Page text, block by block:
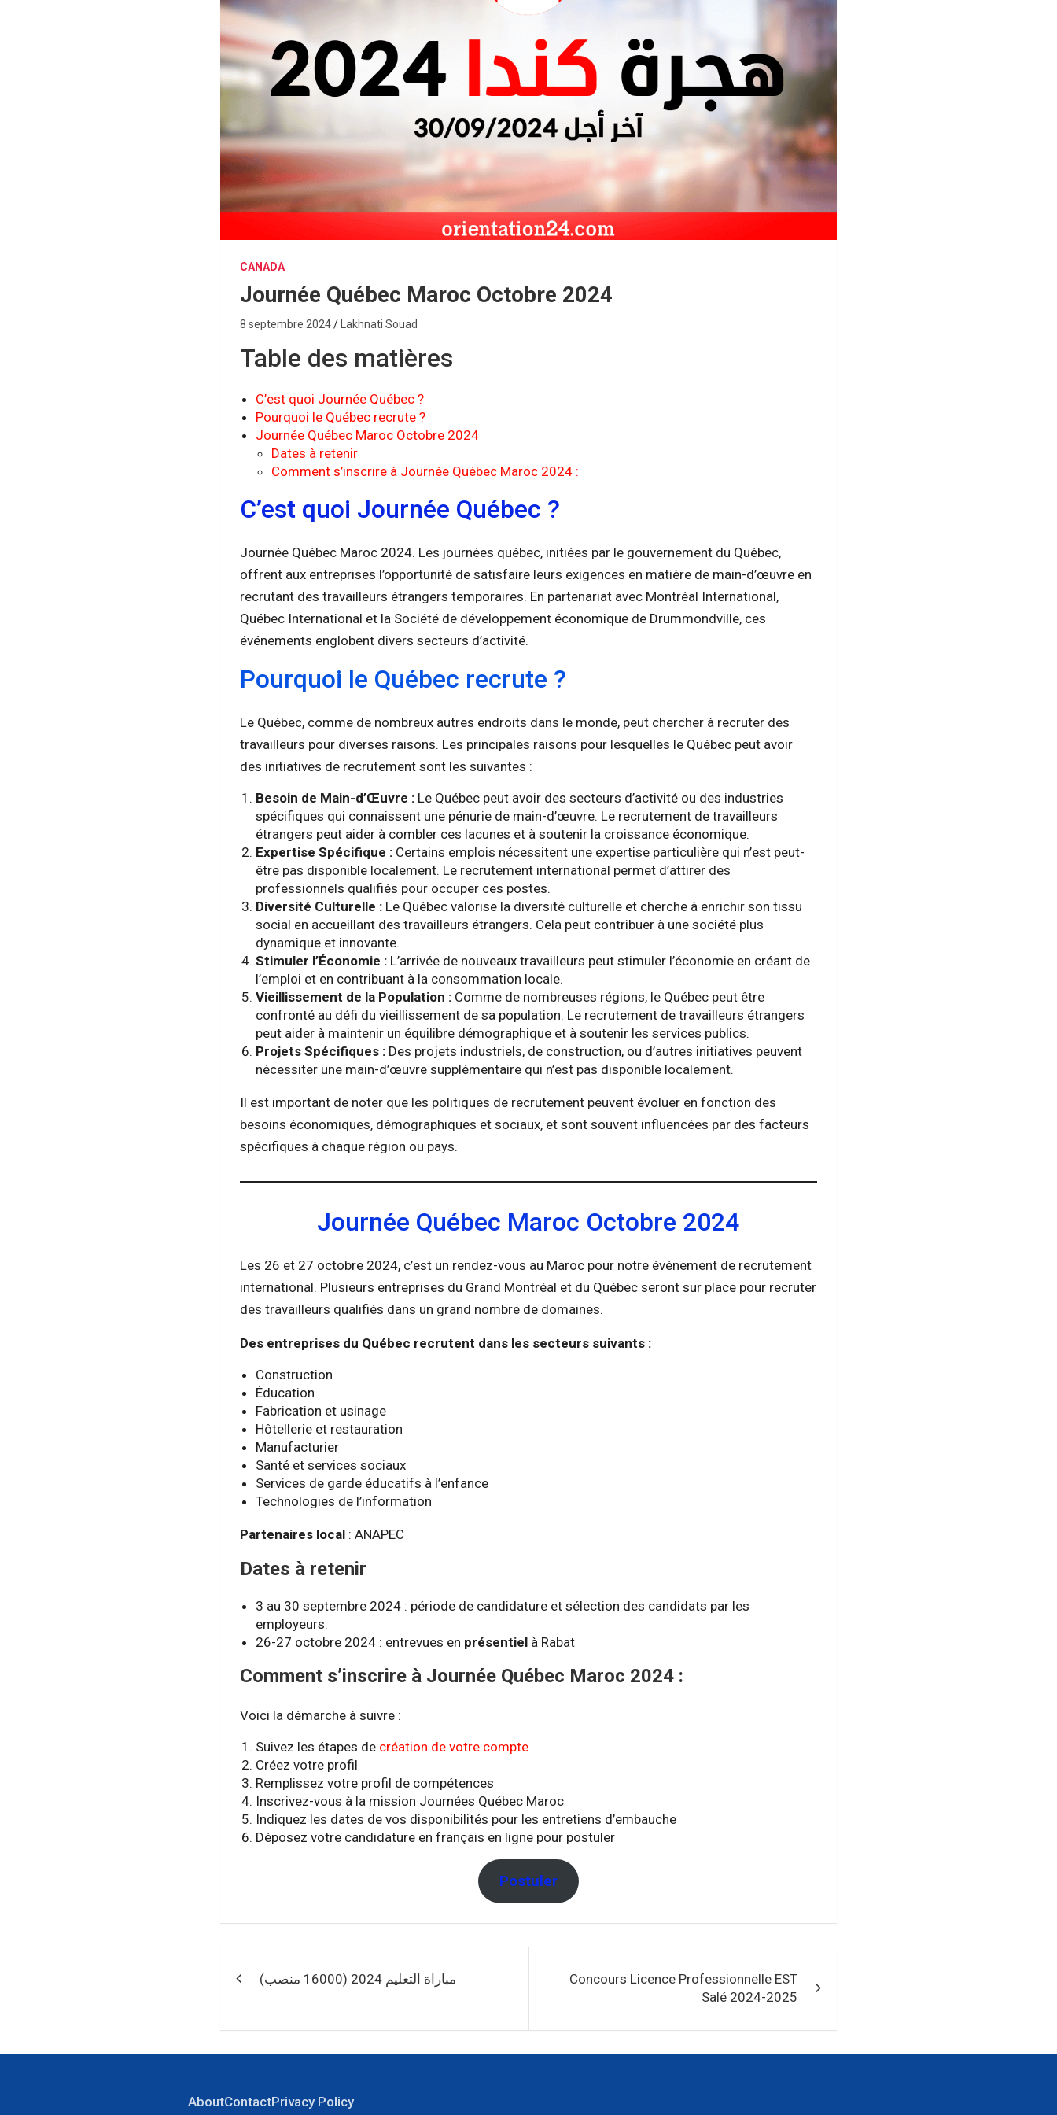
CANADA
Journée Québec Maroc Octobre 2024
8 septembre 2024 Lakhnati Souad
Table des matières
C’est quoi Journée Québec ?
Pourquoi le Québec recrute ?
Journée Québec Maroc Octobre 2024
Dates à retenir
Comment s’inscrire à Journée Québec Maroc 2024 :
C’est quoi Journée Québec ?
Journée Québec Maroc 2024. Les journées québec, initiées par le gouvernement du Québec,
offrent aux entreprises l’opportunité de satisfaire leurs exigences en matière de main-d’œuvre en
recrutant des travailleurs étrangers temporaires. En partenariat avec Montréal International,
Québec International et la Société de développement économique de Drummondville, ces
événements englobent divers secteurs d’activité.
Pourquoi le Québec recrute ?
Le Québec, comme de nombreux autres endroits dans le monde, peut chercher à recruter des
travailleurs pour diverses raisons. Les principales raisons pour lesquelles le Québec peut avoir
des initiatives de recrutement sont les suivantes :
Besoin de Main-d’Œuvre : Le Québec peut avoir des secteurs d’activité ou des industries
spécifiques qui connaissent une pénurie de main-d’œuvre. Le recrutement de travailleurs
étrangers peut aider à combler ces lacunes et à soutenir la croissance économique.
Expertise Spécifique : Certains emplois nécessitent une expertise particulière qui n’est peut-
être pas disponible localement. Le recrutement international permet d’attirer des
professionnels qualifiés pour occuper ces postes.
Diversité Culturelle : Le Québec valorise la diversité culturelle et cherche à enrichir son tissu
social en accueillant des travailleurs étrangers. Cela peut contribuer à une société plus
dynamique et innovante.
Stimuler l’Économie : L’arrivée de nouveaux travailleurs peut stimuler l’économie en créant de
l’emploi et en contribuant à la consommation locale.
Vieillissement de la Population : Comme de nombreuses régions, le Québec peut être
confronté au défi du vieillissement de sa population. Le recrutement de travailleurs étrangers
peut aider à maintenir un équilibre démographique et à soutenir les services publics.
Projets Spécifiques : Des projets industriels, de construction, ou d’autres initiatives peuvent
nécessiter une main-d’œuvre supplémentaire qui n’est pas disponible localement.
Il est important de noter que les politiques de recrutement peuvent évoluer en fonction des
besoins économiques, démographiques et sociaux, et sont souvent influencées par des facteurs
spécifiques à chaque région ou pays.
Journée Québec Maroc Octobre 2024
Les 26 et 27 octobre 2024, c’est un rendez-vous au Maroc pour notre événement de recrutement
international. Plusieurs entreprises du Grand Montréal et du Québec seront sur place pour recruter
des travailleurs qualifiés dans un grand nombre de domaines.
Des entreprises du Québec recrutent dans les secteurs suivants :
Construction
Éducation
Fabrication et usinage
Hôtellerie et restauration
Manufacturier
Santé et services sociaux
Services de garde éducatifs à l’enfance
Technologies de l’information
Partenaires local : ANAPEC
Dates à retenir
3 au 30 septembre 2024 : période de candidature et sélection des candidats par les
employeurs.
26-27 octobre 2024 : entrevues en présentiel à Rabat
Comment s’inscrire à Journée Québec Maroc 2024 :
Voici la démarche à suivre :
Suivez les étapes de création de votre compte
Créez votre profil
Remplissez votre profil de compétences
Inscrivez-vous à la mission Journées Québec Maroc
Indiquez les dates de vos disponibilités pour les entretiens d’embauche
Déposez votre candidature en français en ligne pour postuler
Postuler
l’article
مباراة التعليم 2024 (16000 منصب)
Concours Licence Professionnelle EST
Salé 2024-2025
AboutContactPrivacy Policy